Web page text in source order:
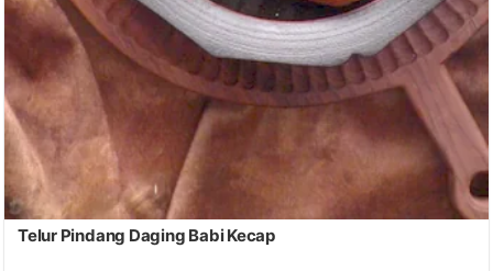
Telur Pindang Daging Babi Kecap